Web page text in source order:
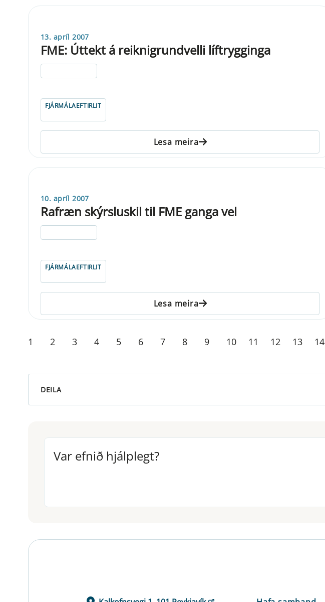
13. apríl 2007
FME: Úttekt á reiknigrundvelli líftrygginga
FJÁRMÁLAEFTIRLIT
Lesa meira
10. apríl 2007
Rafræn skýrsluskil til FME ganga vel
FJÁRMÁLAEFTIRLIT
Lesa meira
1 2 3 4 5 6 7 8 9 10 11 12 13 14
DEILA
Var efnið hjálplegt?
Var efnið hjálplegt?